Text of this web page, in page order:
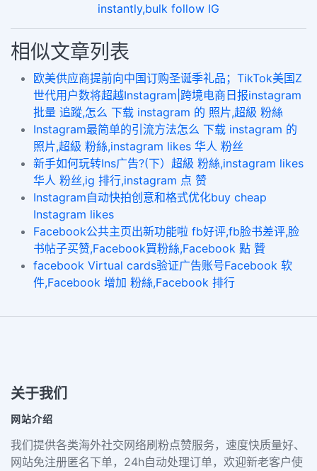
instantly,bulk follow IG
相似文章列表
欧美供应商提前向中国订购圣诞季礼品；TikTok美国Z
世代用户数将超越Instagram|跨境电商日报instagram
批量 追蹤,怎么 下载 instagram 的 照片,超級 粉絲
Instagram最简单的引流方法怎么 下载 instagram 的
照片,超級 粉絲,instagram likes 华人 粉丝
新手如何玩转Ins广告?(下）超級 粉絲,instagram likes
华人 粉丝,ig 排行,instagram 点 赞
Instagram自动快拍创意和格式优化buy cheap
Instagram likes
Facebook公共主页出新功能啦 fb好评,fb脸书差评,脸
书帖子买赞,Facebook買粉絲,Facebook 點 贊
facebook Virtual cards验证广告账号Facebook 软
件,Facebook 增加 粉絲,Facebook 排行
关于我们
网站介绍
我们提供各类海外社交网络刷粉点赞服务，速度快质量好、
网站免注册匿名下单，24h自动处理订单，欢迎新老客户使